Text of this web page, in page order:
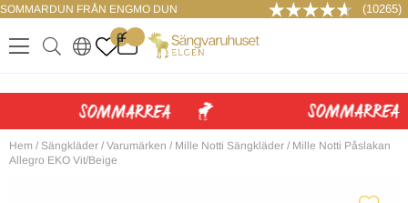
SOMMARDUN FRÅN ENGMO DUN (10265)
.
0
. ..
LOGGA IN
Hem / Sängkläder / Varumärken / Mille Notti Sängkläder / Mille Notti Påslakan
Allegro EKO Vit/Beige